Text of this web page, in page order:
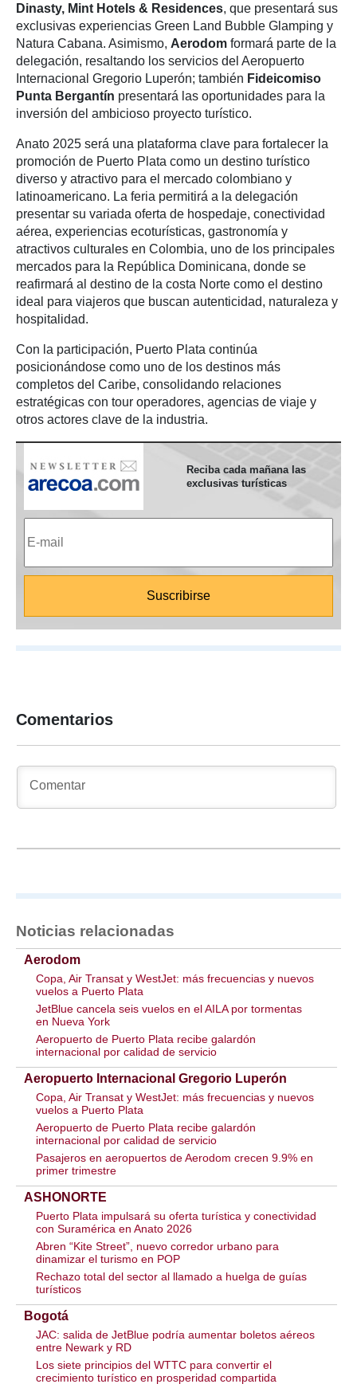
Dinasty, Mint Hotels & Residences, que presentará sus
exclusivas experiencias Green Land Bubble Glamping y
Natura Cabana. Asimismo, Aerodom formará parte de la
delegación, resaltando los servicios del Aeropuerto
Internacional Gregorio Luperón; también Fideicomiso
Punta Bergantín presentará las oportunidades para la
inversión del ambicioso proyecto turístico.
Anato 2025 será una plataforma clave para fortalecer la
promoción de Puerto Plata como un destino turístico
diverso y atractivo para el mercado colombiano y
latinoamericano. La feria permitirá a la delegación
presentar su variada oferta de hospedaje, conectividad
aérea, experiencias ecoturísticas, gastronomía y
atractivos culturales en Colombia, uno de los principales
mercados para la República Dominicana, donde se
reafirmará al destino de la costa Norte como el destino
ideal para viajeros que buscan autenticidad, naturaleza y
hospitalidad.
Con la participación, Puerto Plata continúa
posicionándose como uno de los destinos más
completos del Caribe, consolidando relaciones
estratégicas con tour operadores, agencias de viaje y
otros actores clave de la industria.
Reciba cada mañana las
exclusivas turísticas
Comentarios
Noticias relacionadas
Aerodom
Copa, Air Transat y WestJet: más frecuencias y nuevos
vuelos a Puerto Plata
JetBlue cancela seis vuelos en el AILA por tormentas
en Nueva York
Aeropuerto de Puerto Plata recibe galardón
internacional por calidad de servicio
Aeropuerto Internacional Gregorio Luperón
Copa, Air Transat y WestJet: más frecuencias y nuevos
vuelos a Puerto Plata
Aeropuerto de Puerto Plata recibe galardón
internacional por calidad de servicio
Pasajeros en aeropuertos de Aerodom crecen 9.9% en
primer trimestre
ASHONORTE
Puerto Plata impulsará su oferta turística y conectividad
con Suramérica en Anato 2026
Abren “Kite Street”, nuevo corredor urbano para
dinamizar el turismo en POP
Rechazo total del sector al llamado a huelga de guías
turísticos
Bogotá
JAC: salida de JetBlue podría aumentar boletos aéreos
entre Newark y RD
Los siete principios del WTTC para convertir el
crecimiento turístico en prosperidad compartida